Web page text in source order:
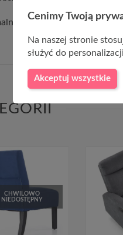
obciążenie 110 kg
CHWILOWO
NIEDOSTĘPNY
Cenimy Twoją
Na naszej stronie
służyć do
Akceptuj wszystkie